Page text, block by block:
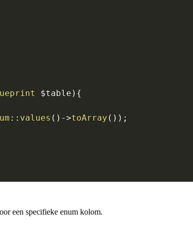
$table ) {
:: values ( ) ->toArray ( ) ) ;
een specifieke enum kolom.